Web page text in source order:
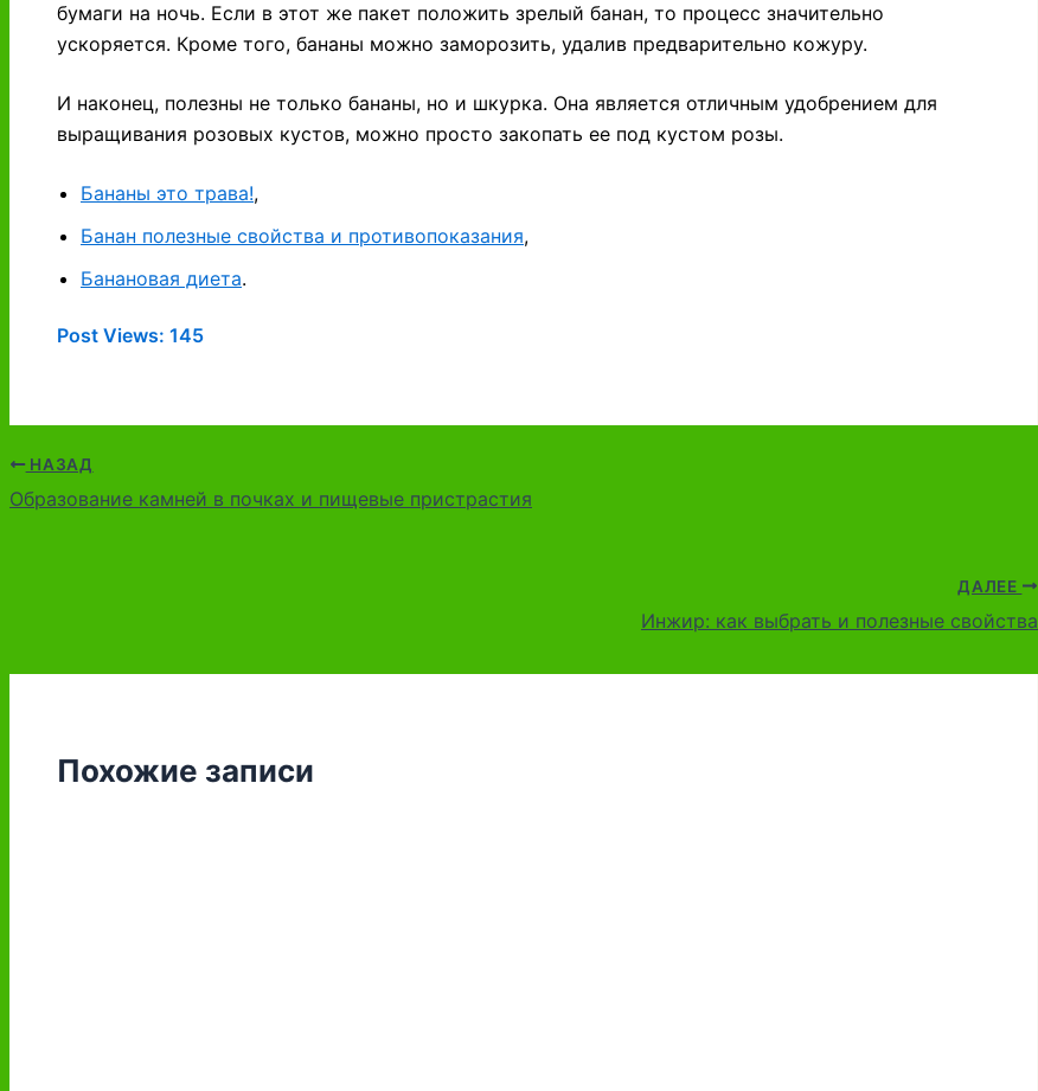
бумаги на ночь. Если в этот же пакет положить зрелый банан, то процесс значительно
ускоряется. Кроме того, бананы можно заморозить, удалив предварительно кожуру.
И наконец, полезны не только бананы, но и шкурка. Она является отличным удобрением для
выращивания розовых кустов, можно просто закопать ее под кустом розы.
Бананы это трава!,
Банан полезные свойства и противопоказания,
Банановая диета.
Post Views: 145
НАЗАД
Образование камней в почках и пищевые пристрастия
ДАЛЕЕ
Инжир: как выбрать и полезные свойства
Похожие записи